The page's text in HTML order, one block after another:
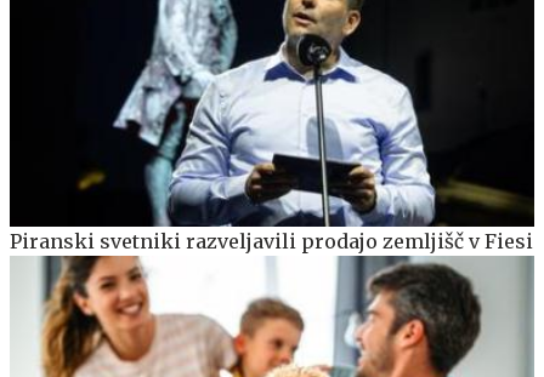
Piranski svetniki razveljavili prodajo zemljišč v Fiesi